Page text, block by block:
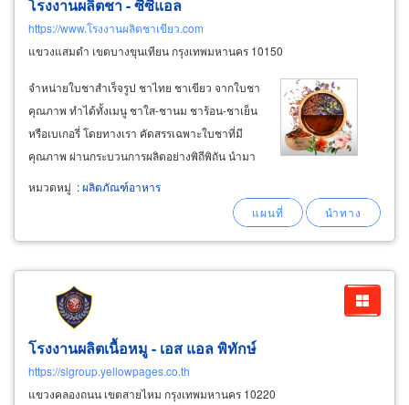
โรงงานผลิตชา - ซีซีแอล
https://www.โรงงานผลิตชาเขียว.com
แขวงแสมดำ เขตบางขุนเทียน กรุงเทพมหานคร 10150
จำหน่ายใบชาสำเร็จรูป ชาไทย ชาเขียว จากใบชา
คุณภาพ ทำได้ทั้งเมนู ชาใส-ชานม ชาร้อน-ชาเย็น
หรือเบเกอรี่ โดยทางเรา คัดสรรเฉพาะใบชาที่มี
คุณภาพ ผ่านกระบวนการผลิตอย่างพิถีพิถัน นำมา
ปรับสูตรเป็นชาชนิดต่าง ใบชาสำเร็จรูป ชาอัส
สัมhm ชาเอิร์ลเกรย์ ชา english breakfast ชา
หมวดหมู่ :ผลิตภัณฑ์อาหาร
โรงงานผลิตเนื้อหมู - เอส แอล พิทักษ์
https://slgroup.yellowpages.co.th
แขวงคลองถนน เขตสายไหม กรุงเทพมหานคร 10220